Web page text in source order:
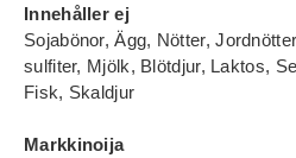
Innehåller ej
Sojabönor, Ägg, Nötter,
sulfiter, Mjölk, Blötdjur, Laktos,
Fisk, Skaldjur
Markkinoija